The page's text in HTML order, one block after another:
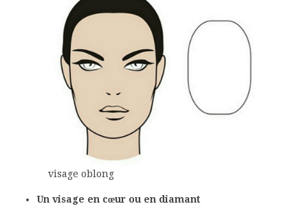
visage oblong
Un visage en cœur ou en diamant